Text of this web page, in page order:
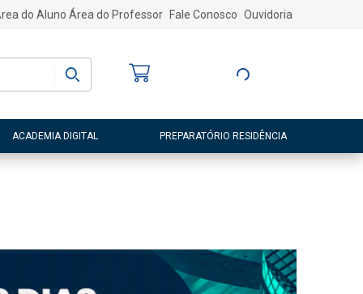
do Aluno Área do Professor Fale Conosco Ouvidoria
Entre ou Cadastre-
ACADEMIA DIGITAL PREPARATÓRIO RESIDÊNCIA